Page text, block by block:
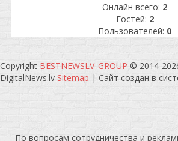
Онлайн всего: 2
Гостей: 2
Пользователей: 0
Copyright BESTNEWSLV_GROUP © 2014-
DigitalNews.lv Sitemap | Сайт создан в
По вопросам сотрудничества и